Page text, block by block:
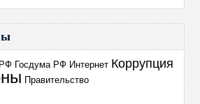
Госдума РФ Интернет Коррупция
Правительство